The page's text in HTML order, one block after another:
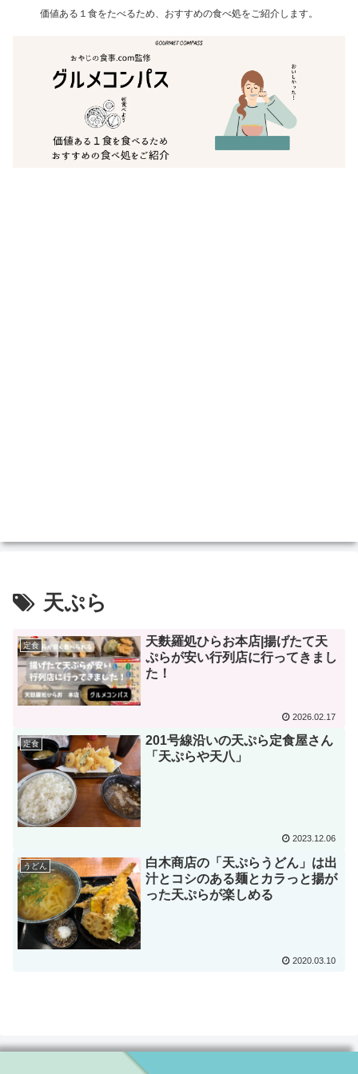
価値ある１食をたべるため、おすすめの食べ処をご紹介します。
天ぷら
定食
天麩羅処ひらお本店|揚げたて天
ぷらが安い行列店に行ってきまし
た！
2026.02.17
定食
201号線沿いの天ぷら定食屋さん
「天ぷらや天八」
2023.12.06
うどん
白木商店の「天ぷらうどん」は出
汁とコシのある麺とカラっと揚が
った天ぷらが楽しめる
2020.03.10